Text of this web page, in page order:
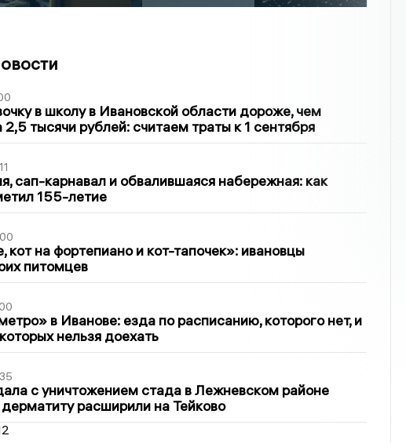
в школу в Ивановской области дороже, чем
2,5 тысячи рублей: считаем траты к 1 сентября
сап-карнавал и обвалившаяся набережная: как
155-летие
кот на фортепиано и кот-тапочек»: ивановцы
питомцев
в Иванове: езда по расписанию, которого нет, и
нельзя доехать
с уничтожением стада в Лежневском районе
расширили на Тейково